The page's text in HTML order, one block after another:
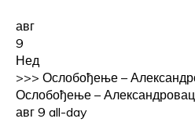
авг
9
Нед
>>> Ослобођење –
Ослобођење – Александровац
авг 9 all-day